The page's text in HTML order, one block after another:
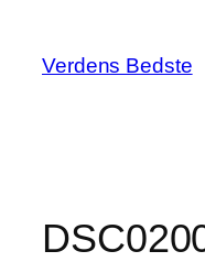
indhold
Verdens Bedste